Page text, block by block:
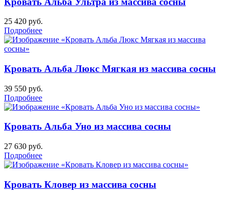
25 420 руб.
Подробнее
Кровать Альба Люкс Мягкая из массива сосны
39 550 руб.
Подробнее
Кровать Альба Уно из массива сосны
27 630 руб.
Подробнее
Кровать Кловер из массива сосны